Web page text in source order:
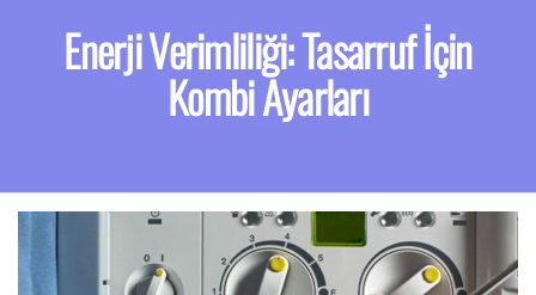
Enerji Verimliliği: Tasarruf İçin
Kombi Ayarları